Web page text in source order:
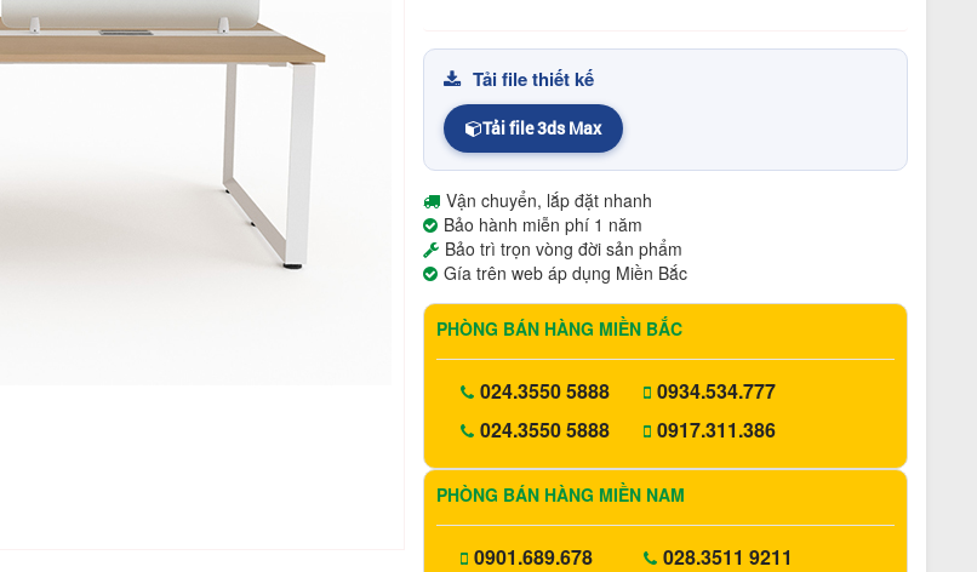
Tải file thiết kế
Tải file 3ds Max
Vận chuyển, lắp đặt nhanh
Bảo hành miễn phí 1 năm
Bảo trì trọn vòng đời sản phẩm
Gía trên web áp dụng Miền Bắc
PHÒNG BÁN HÀNG MIỀN BẮC
024.3550 5888
024.3550 5888
0934.534.777
0917.311.386
PHÒNG BÁN HÀNG MIỀN NAM
0901.689.678 028.3511 9211